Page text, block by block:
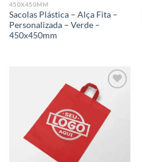
450X450MM
Sacolas Plástica – Alça Fita –
Personalizada – Verde –
450x450mm
Add to
wishlist